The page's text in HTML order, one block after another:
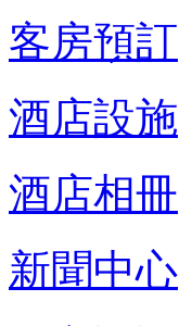
客房預訂
酒店設施
酒店相冊
新聞中心